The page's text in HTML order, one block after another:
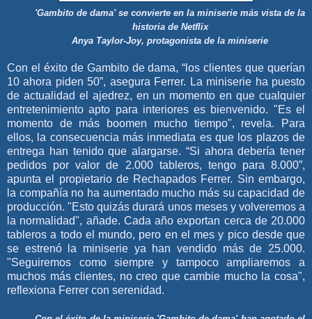
'Gambito de dama' se convierte en la miniserie más vista de la
historia de Netflix
Anya Taylor-Joy, protagonista de la miniserie
Con el éxito de Gambito de dama, “los clientes que querían
10 ahora piden 50”, asegura Ferrer. La miniserie ha puesto
de actualidad el ajedrez, en un momento en que cualquier
entretenimiento apto para interiores es bienvenido. "Es el
momento de más boomen mucho tiempo", revela. Para
ellos, la consecuencia más inmediata es que los plazos de
entrega han tenido que alargarse. “Si ahora debería tener
pedidos por valor de 2.000 tableros, tengo para 8.000”,
apunta el propietario de Rechapados Ferrer. Sin embargo,
la compañía no ha aumentado mucho más su capacidad de
producción. "Esto quizás durará unos meses y volveremos a
la normalidad", añade. Cada año exportan cerca de 20.000
tableros a todo el mundo, pero en el mes y pico desde que
se estrenó la miniserie ya han vendido más de 25.000.
"Seguiremos como siempre y tampoco ampliaremos a
muchos más clientes, no creo que cambie mucho la cosa",
reflexiona Ferrer con serenidad.